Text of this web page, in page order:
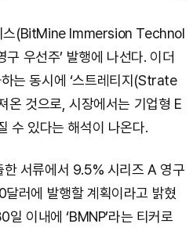
스(BitMine Immersion Technol
우선주’ 발행에 나선다. 이더
는 동시에 ‘스트레티지(Strate
온 것으로, 시장에서는 기업형 E
수 있다는 해석이 나온다.
서류에서 9.5% 시리즈 A 영구
러에 발행할 계획이라고 밝혔
이내에 ‘BMNP’라는 티커로